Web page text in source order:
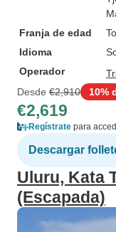
Franja de edad
Idioma
Operador
Desde €2,910 10%
€2,619
Regístrate para
Descargar
Uluru, Kata
(Escapada)